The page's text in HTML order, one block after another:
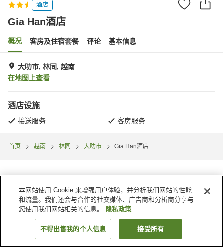
酒店
Gia Han酒店
概况 客房及住宿套餐 评论 基本信息
大叻市, 林同, 越南
在地图上查看
酒店设施
接送服务 客房服务
首页 越南 林同 大叻市 Gia Han酒店
搜索客房
本网站使用 Cookie 来增强用户体验，并分析我们网站的性能
和流量。我们还会与合作的社交媒体、广告商和分析商分享与
您使用我们网站相关的信息。
隐私政策
不得出售我的个人信息 接受所有